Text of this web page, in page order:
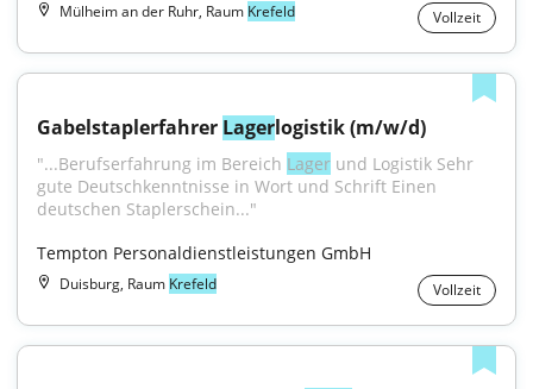
Mülheim an der Ruhr, Raum Krefeld Vollzeit
Gabelstaplerfahrer Lagerlogistik (m/w/d)
"...Berufserfahrung im Bereich Lager und Logistik Sehr
gute Deutschkenntnisse in Wort und Schrift Einen
deutschen Staplerschein..."
Tempton Personaldienstleistungen GmbH
Duisburg, Raum Krefeld Vollzeit